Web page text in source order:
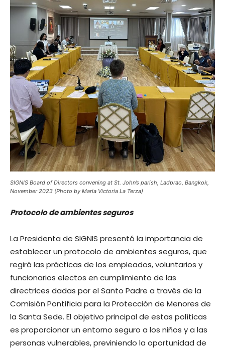
SIGNIS Board of Directors convening at St. John’s parish, Ladprao, Bangkok,
November 2023 (Photo by Maria Victoria La Terza)
Protocolo de ambientes seguros
La Presidenta de SIGNIS presentó la importancia de
establecer un protocolo de ambientes seguros, que
regirá las prácticas de los empleados, voluntarios y
funcionarios electos en cumplimiento de las
directrices dadas por el Santo Padre a través de la
Comisión Pontificia para la Protección de Menores de
la Santa Sede. El objetivo principal de estas políticas
es proporcionar un entorno seguro a los niños y a las
personas vulnerables, previniendo la oportunidad de